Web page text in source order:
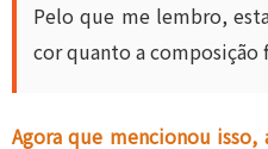
Pelo que me lembro,
cor quanto a composição
Agora que mencionou